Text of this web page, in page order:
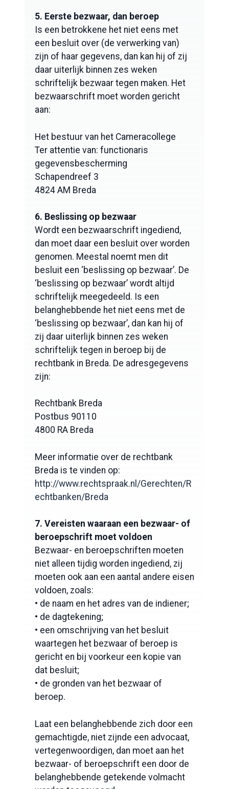
5. Eerste bezwaar, dan beroep
Is een betrokkene het niet eens met
een besluit over (de verwerking van)
zijn of haar gegevens, dan kan hij of zij
daar uiterlijk binnen zes weken
schriftelijk bezwaar tegen maken. Het
bezwaarschrift moet worden gericht
aan:
Het bestuur van het Cameracollege
Ter attentie van: functionaris
gegevensbescherming
Schapendreef 3
4824 AM Breda
6. Beslissing op bezwaar
Wordt een bezwaarschrift ingediend,
dan moet daar een besluit over worden
genomen. Meestal noemt men dit
besluit een ‘beslissing op bezwaar’. De
‘beslissing op bezwaar’ wordt altijd
schriftelijk meegedeeld. Is een
belanghebbende het niet eens met de
‘beslissing op bezwaar’, dan kan hij of
zij daar uiterlijk binnen zes weken
schriftelijk tegen in beroep bij de
rechtbank in Breda. De adresgegevens
zijn:
Rechtbank Breda
Postbus 90110
4800 RA Breda
Meer informatie over de rechtbank
Breda is te vinden op:
http://www.rechtspraak.nl/Gerechten/R
echtbanken/Breda
7. Vereisten waaraan een bezwaar- of
beroepschrift moet voldoen
Bezwaar- en beroepschriften moeten
niet alleen tijdig worden ingediend, zij
moeten ook aan een aantal andere eisen
voldoen, zoals:
• de naam en het adres van de indiener;
• de dagtekening;
• een omschrijving van het besluit
waartegen het bezwaar of beroep is
gericht en bij voorkeur een kopie van
dat besluit;
• de gronden van het bezwaar of
beroep.
Laat een belanghebbende zich door een
gemachtigde, niet zijnde een advocaat,
vertegenwoordigen, dan moet aan het
bezwaar- of beroepschrift een door de
belanghebbende getekende volmacht